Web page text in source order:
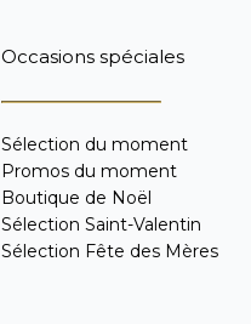
Occasions spéciales
Sélection du moment
Promos du moment
Boutique de Noël
Sélection Saint-Valentin
Sélection Fête des Mères